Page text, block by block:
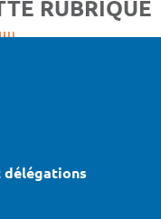
RUBRIQUE
délégations